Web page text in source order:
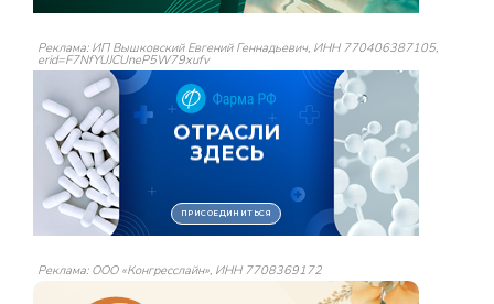
Реклама: ИП Вышковский Евгений Геннадьевич, ИНН 770406387105,
erid=F7NfYUJCUneP5W79xufv
Реклама: ООО «Конгресслайн», ИНН 7708369172